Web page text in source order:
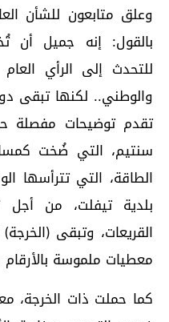
وعلق متابعون للشأن
بالقول: إنه جميل أن
للتحدث إلى الرأي
والوطني.. لكنها تبقى
سنتيم، التي ضُخت
الطاقة، التي تترأسها
بلدية تيفلت، من أجل
القريعات، وتبقى
معطيات ملموسة بالأرقام
كما حملت ذات الخرجة،